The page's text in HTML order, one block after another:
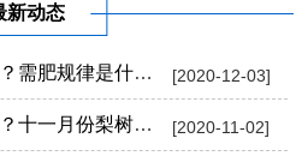
新动态
[2020-12-03]
肥规律是什么？
[2020-11-02]
份梨树管理方法！